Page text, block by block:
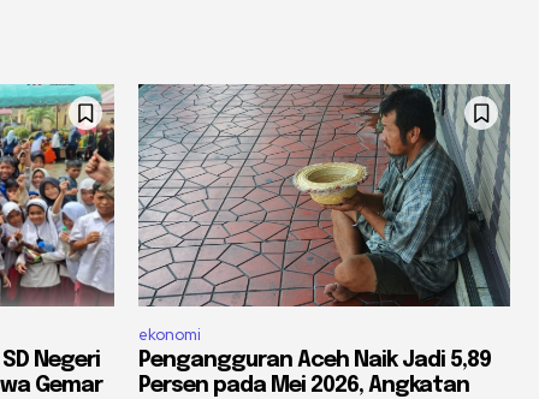
Negeri
Gemar
ekonomi
Pengangguran Aceh Naik Jadi 5,89
Persen pada Mei 2026, Angkatan